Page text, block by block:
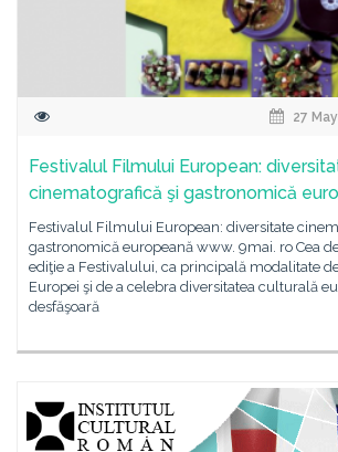
27
Festivalul Filmului European:
cinematografică şi gastronomică
Festivalul Filmului European: diversitate
gastronomică europeană www. 9mai. ro Cea
ediţie a Festivalului, ca principală modalitate
Europei şi de a celebra diversitatea culturală
desfăşoară